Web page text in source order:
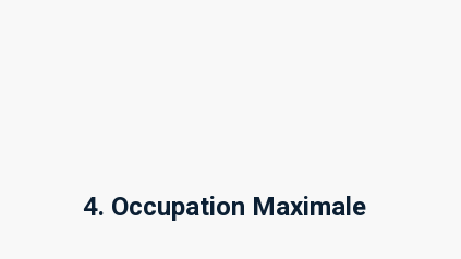
4. Occupation Maximale